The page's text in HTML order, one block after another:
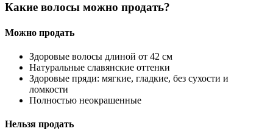
Какие волосы можно продать?
Можно продать
Здоровые волосы длиной от 42 см
Натуральные славянские оттенки
Здоровые пряди: мягкие, гладкие, без сухости и
ломкости
Полностью неокрашенные
Нельзя продать